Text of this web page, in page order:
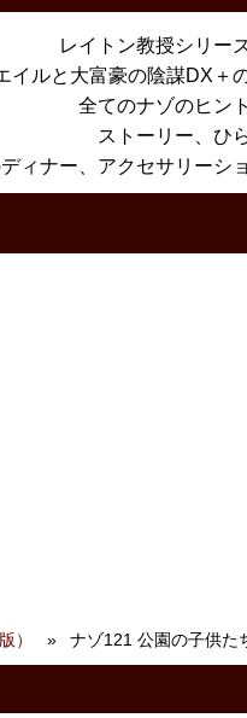
レイトン教授シリー
イルと大富豪の陰謀DX＋
全てのナゾのヒン
ストーリー、ひ
ィナー、アクセサリーシ
） ナゾ121 公園の子供た